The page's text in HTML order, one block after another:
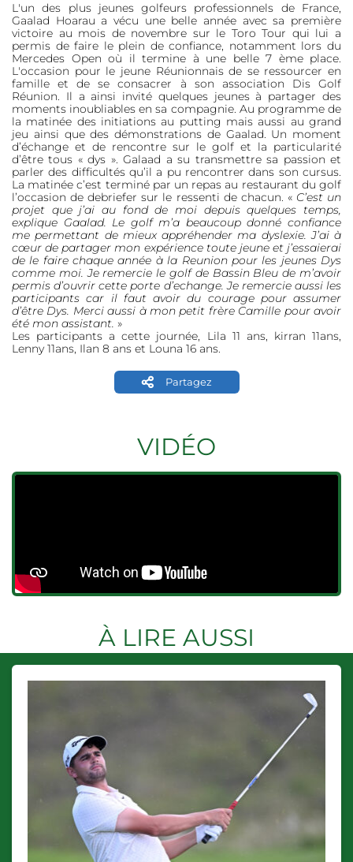
L'un des plus jeunes golfeurs professionnels de France,
Gaalad Hoarau a vécu une belle année avec sa première
victoire au mois de novembre sur le Toro Tour qui lui a
permis de faire le plein de confiance, notamment lors du
Mercedes Open où il termine à une belle 7 ème place.
L'occasion pour le jeune Réunionnais de se ressourcer en
famille et de se consacrer à son association Dis Golf
Réunion. Il a ainsi invité quelques jeunes à partager des
moments inoubliables en sa compagnie. Au programme de
la matinée des initiations au putting mais aussi au grand
jeu ainsi que des démonstrations de Gaalad. Un moment
d’échange et de rencontre sur le golf et la particularité
d’être tous « dys ». Galaad a su transmettre sa passion et
parler des difficultés qu’il a pu rencontrer dans son cursus.
La matinée c’est terminé par un repas au restaurant du golf
l’occasion de debriefer sur le ressenti de chacun. « C’est un
projet que j’ai au fond de moi depuis quelques temps,
explique Gaalad. Le golf m’a beaucoup donné confiance
me permettant de mieux appréhender ma dyslexie. J’ai à
cœur de partager mon expérience toute jeune et j’essaierai
de le faire chaque année à la Reunion pour les jeunes Dys
comme moi. Je remercie le golf de Bassin Bleu de m’avoir
permis d’ouvrir cette porte d’echange. Je remercie aussi les
participants car il faut avoir du courage pour assumer
d’être Dys. Merci aussi à mon petit frère Camille pour avoir
été mon assistant. »
Les participants a cette journée, Lila 11 ans, kirran 11ans,
Lenny 11ans, Ilan 8 ans et Louna 16 ans.
Partagez
VIDÉO
À LIRE AUSSI